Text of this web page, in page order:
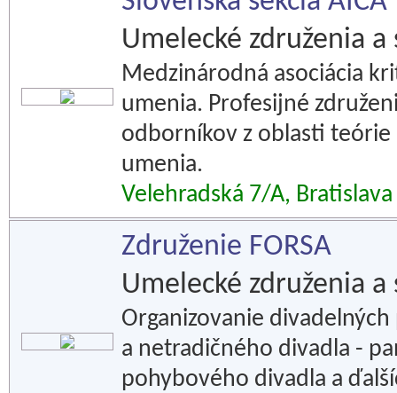
Umelecké združenia a
Medzinárodná asociácia
umenia. Profesijné
odborníkov z oblasti
umenia.
Velehradská 7/A, Bratislava
Združenie FORSA
Umelecké združenia a
Organizovanie
a netradičného divadla -
pohybového divadla a